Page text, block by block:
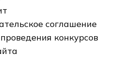
соглашение
конкурсов